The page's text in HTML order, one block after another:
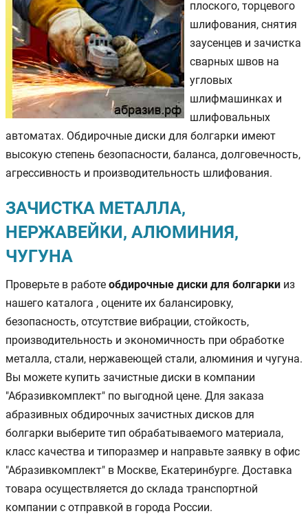
плоского, торцевого
шлифования, снятия
заусенцев и зачистка
сварных швов на
угловых
шлифмашинках и
шлифовальных
автоматах. Обдирочные диски для болгарки имеют
высокую степень безопасности, баланса, долговечность,
агрессивность и производительность шлифования.
ЗАЧИСТКА МЕТАЛЛА,
НЕРЖАВЕЙКИ, АЛЮМИНИЯ,
ЧУГУНА
Проверьте в работе обдирочные диски для болгарки из
нашего каталога , оцените их балансировку,
безопасность, отсутствие вибрации, стойкость,
производительность и экономичность при обработке
металла, стали, нержавеющей стали, алюминия и чугуна.
Вы можете купить зачистные диски в компании
"Абразивкомплект" по выгодной цене. Для заказа
абразивных обдирочных зачистных дисков для
болгарки выберите тип обрабатываемого материала,
класс качества и типоразмер и направьте заявку в офис
"Абразивкомплект" в Москве, Екатеринбурге. Доставка
товара осуществляется до склада транспортной
компании с отправкой в города России.